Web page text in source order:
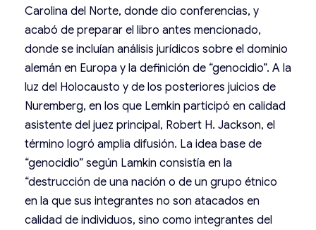
Carolina del Norte, donde dio conferencias, y
acabó de preparar el libro antes mencionado,
donde se incluían análisis jurídicos sobre el dominio
alemán en Europa y la definición de “genocidio”. A la
luz del Holocausto y de los posteriores juicios de
Nuremberg, en los que Lemkin participó en calidad
asistente del juez principal, Robert H. Jackson, el
término logró amplia difusión. La idea base de
“genocidio” según Lamkin consistía en la
“destrucción de una nación o de un grupo étnico
en la que sus integrantes no son atacados en
calidad de individuos, sino como integrantes del